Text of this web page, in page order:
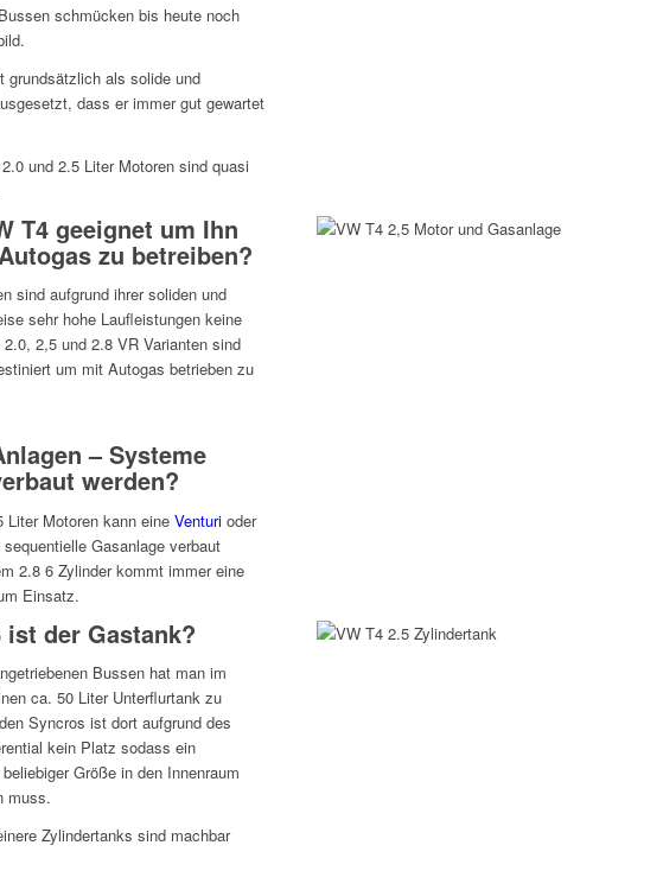
schmücken bis heute noch
grundsätzlich als solide und
dass er immer gut gewartet
und 2.5 Liter Motoren sind quasi
T4 geeignet um Ihn
zu betreiben?
sind aufgrund ihrer soliden und
sehr hohe Laufleistungen keine
2,5 und 2.8 VR Varianten sind
um mit Autogas betrieben zu
– Systeme
werden?
Liter Motoren kann eine Venturi oder
Gasanlage verbaut
2.8 6 Zylinder kommt immer eine
Einsatz.
ist der Gastank?
Bussen hat man im
ca. 50 Liter Unterflurtank zu
Syncros ist dort aufgrund des
kein Platz sodass ein
Größe in den Innenraum
muss.
Zylindertanks sind machbar